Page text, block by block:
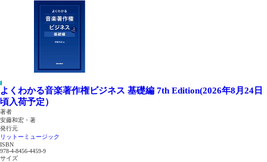
よくわかる音楽著作権ビジネス 基礎編 7th Edition(2026年8月24日
頃入荷予定）
著者
安藤和宏・著
発行元
リットーミュージック
ISBN
978-4-8456-4459-9
サイズ